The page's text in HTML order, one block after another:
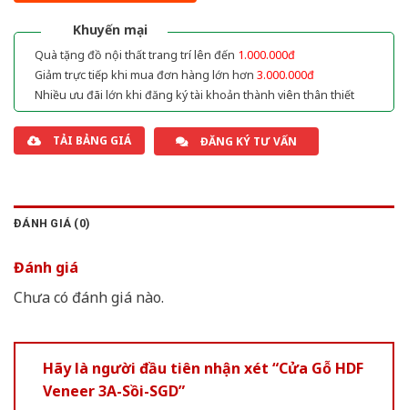
Khuyến mại
Quà tặng đồ nội thất trang trí lên đến 1.000.000đ
Giảm trực tiếp khi mua đơn hàng lớn hơn 3.000.000đ
Nhiều ưu đãi lớn khi đăng ký tài khoản thành viên thân thiết
TẢI BẢNG GIÁ ĐĂNG KÝ TƯ VẤN
ĐÁNH GIÁ (0)
Đánh giá
Chưa có đánh giá nào.
Hãy là người đầu tiên nhận xét “Cửa Gỗ HDF
Veneer 3A-Sồi-SGD”